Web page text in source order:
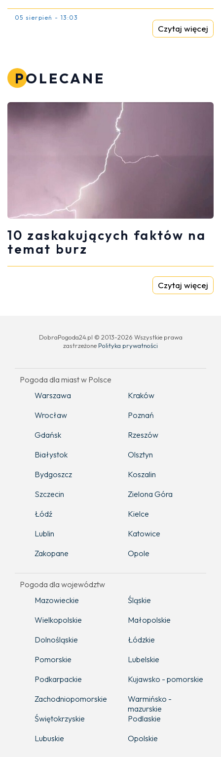
05 sierpień - 13:03
Czytaj więcej
POLECANE
10 zaskakujących faktów na
temat burz
Czytaj więcej
DobraPogoda24.pl © 2013-2026 Wszystkie prawa
zastrzeżone Polityka prywatności
Pogoda dla miast w Polsce
Warszawa
Kraków
Wrocław
Poznań
Gdańsk
Rzeszów
Białystok
Olsztyn
Bydgoszcz
Koszalin
Szczecin
Zielona Góra
Łódź
Kielce
Lublin
Katowice
Zakopane
Opole
Pogoda dla województw
Mazowieckie
Śląskie
Wielkopolskie
Małopolskie
Dolnośląskie
Łódzkie
Pomorskie
Lubelskie
Podkarpackie
Kujawsko - pomorskie
Zachodniopomorskie
Warmińsko -
mazurskie
Świętokrzyskie
Podlaskie
Lubuskie
Opolskie